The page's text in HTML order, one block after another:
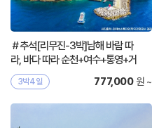
＃추석[리무진-3박]남해 바람 따
라, 바다 따라 순천+여수+통영+거
제+부산
3박4일 777,000원 ~